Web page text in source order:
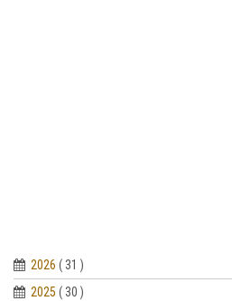
2026 ( 31 )
2025 ( 30 )